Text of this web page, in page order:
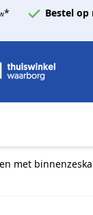
* Bestel op
met